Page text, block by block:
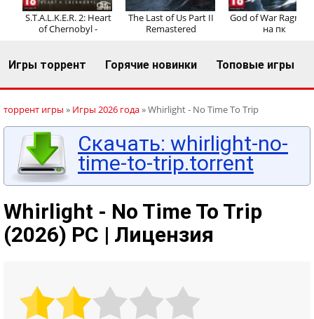
S.T.A.L.K.E.R. 2: Heart
of Chernobyl -
The Last of Us Part II
Remastered
God of War
на пк
Игры торрент Горячие новинки Топовые игры
торрент игры » Игры 2026 года» Whirlight - No Time To Trip
Скачать: whirlight-no-
time-to-trip.torrent
Whirlight - No Time To Trip
(2026) PC | Лицензия